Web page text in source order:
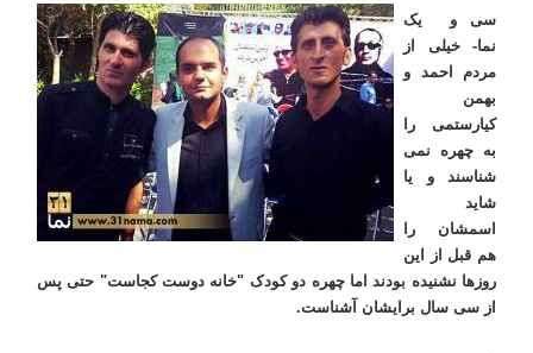
سی و یک
نما- خیلی از
مردم احمد و
بهمن
کیارستمی را
به چهره نمی
شناسند و یا
شاید
اسمشان را
هم قبل از این
روزها نشنیده بودند اما چهره دو کودک "خانه دوست کجاست" حتی پس
از سی سال برایشان آشناست.